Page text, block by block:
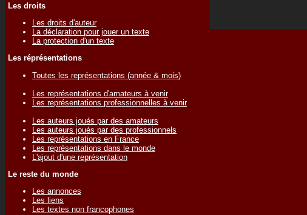
Les droits
Les droits d'auteur
La déclaration pour jouer un texte
La protection d'un texte
Les réprésentations
Toutes les représentations (année & mois)
Les représentations d'amateurs à venir
Les représentations professionnelles à venir
Les auteurs joués par des amateurs
Les auteurs joués par des professionnels
Les représentations en France
Les représentations dans le monde
L'ajout d'une représentation
Le reste du monde
Les annonces
Les liens
Les textes non francophones